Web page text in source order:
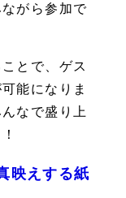
がら参加で
とで、ゲス
能になりま
なで盛り上
映えする紙